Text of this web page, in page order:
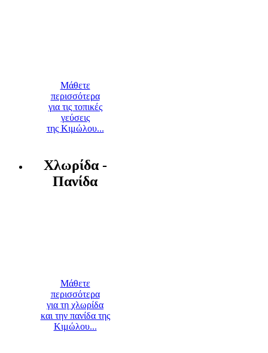
Μάθετε
περισσότερα
για τις τοπικές
γεύσεις
της Κιμώλου...
Χλωρίδα -
Πανίδα
Μάθετε
περισσότερα
για τη χλωρίδα
και την πανίδα της
Κιμώλου...